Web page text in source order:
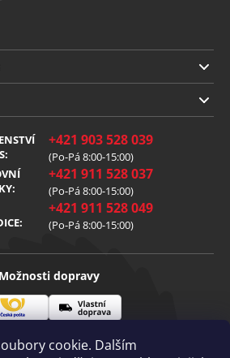
cookie. Dalším
+421 903 528 039
(Po-Pá 8:00-15:00)
+421 911 528 037
(Po-Pá 8:00-15:00)
+421 911 528 049
(Po-Pá 8:00-15:00)
Možnosti dopravy
doprava